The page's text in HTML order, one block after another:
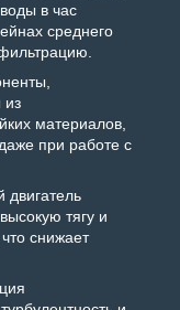
в час
среднего
из
материалов,
при работе с
тягу и
снижает